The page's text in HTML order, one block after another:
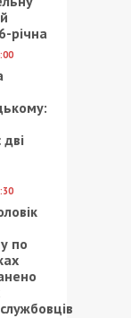
річна
дві
по